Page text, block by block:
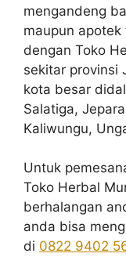
mengandeng
maupun
dengan Toko
sekitar provinsi
kota besar
Salatiga,
Kaliwungu,
Untuk
Toko Herbal
berhalangan
anda bisa
di 0822 9402